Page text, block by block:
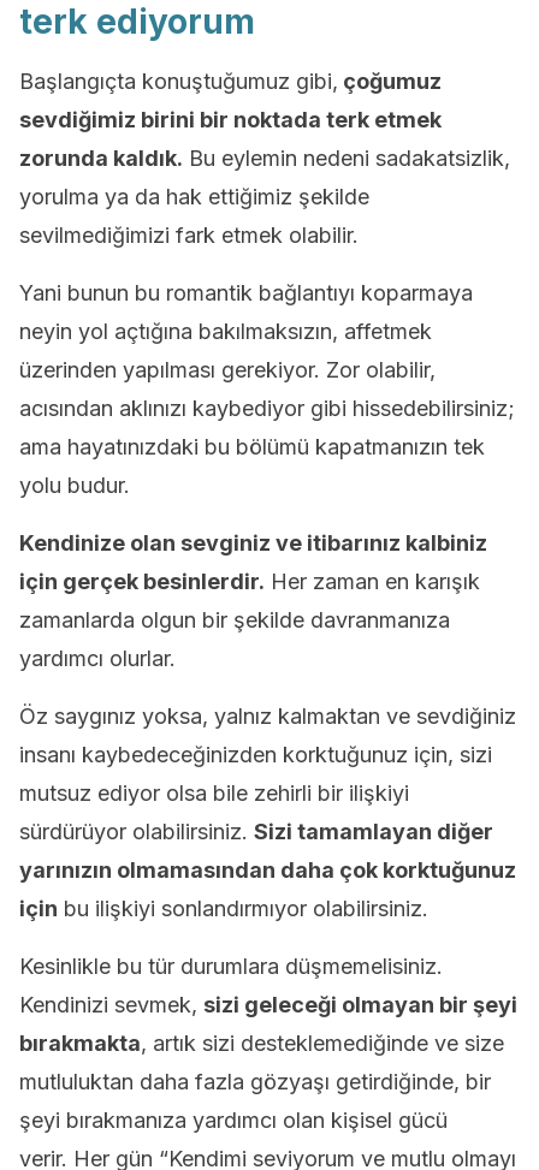
terk ediyorum
Başlangıçta konuştuğumuz gibi, çoğumuz
sevdiğimiz birini bir noktada terk etmek
zorunda kaldık. Bu eylemin nedeni sadakatsizlik,
yorulma ya da hak ettiğimiz şekilde
sevilmediğimizi fark etmek olabilir.
Yani bunun bu romantik bağlantıyı koparmaya
neyin yol açtığına bakılmaksızın, affetmek
üzerinden yapılması gerekiyor. Zor olabilir,
acısından aklınızı kaybediyor gibi hissedebilirsiniz;
ama hayatınızdaki bu bölümü kapatmanızın tek
yolu budur.
Kendinize olan sevginiz ve itibarınız kalbiniz
için gerçek besinlerdir. Her zaman en karışık
zamanlarda olgun bir şekilde davranmanıza
yardımcı olurlar.
Öz saygınız yoksa, yalnız kalmaktan ve sevdiğiniz
insanı kaybedeceğinizden korktuğunuz için, sizi
mutsuz ediyor olsa bile zehirli bir ilişkiyi
sürdürüyor olabilirsiniz. Sizi tamamlayan diğer
yarınızın olmamasından daha çok korktuğunuz
için bu ilişkiyi sonlandırmıyor olabilirsiniz.
Kesinlikle bu tür durumlara düşmemelisiniz.
Kendinizi sevmek, sizi geleceği olmayan bir şeyi
bırakmakta, artık sizi desteklemediğinde ve size
mutluluktan daha fazla gözyaşı getirdiğinde, bir
şeyi bırakmanıza yardımcı olan kişisel gücü
verir. Her gün “Kendimi seviyorum ve mutlu olmayı